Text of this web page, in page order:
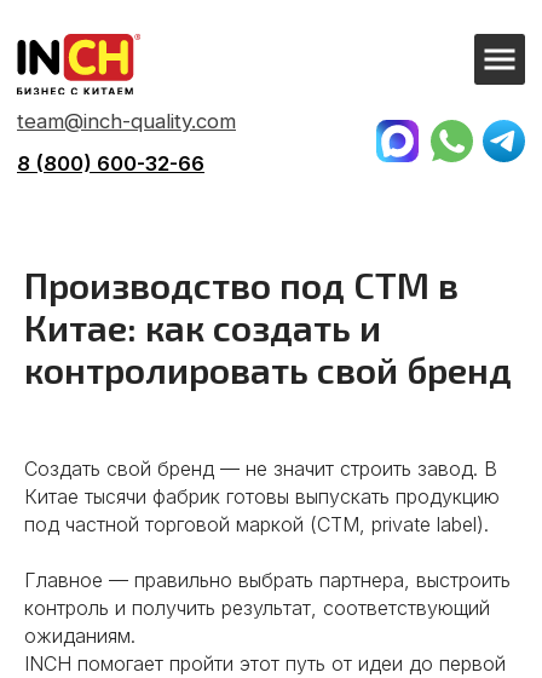
team@inch-quality.com
8 (800) 600-32-66
Главная → Все о бизнесе с Китаем Производство под СТМ
Производство под СТМ в
Китае: как создать и
контролировать свой бренд
Создать свой бренд — не значит строить завод. В
Китае тысячи фабрик готовы выпускать продукцию
под частной торговой маркой (СТМ, private label).
Главное — правильно выбрать партнера, выстроить
контроль и получить результат, соответствующий
ожиданиям.
INCH помогает пройти этот путь от идеи до первой